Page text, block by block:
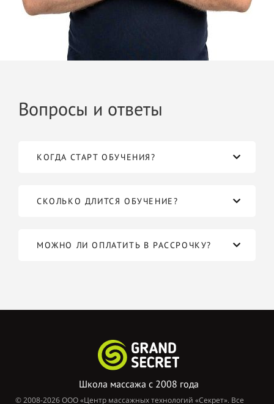
Вопросы и ответы
КОГДА СТАРТ ОБУЧЕНИЯ?
СКОЛЬКО ДЛИТСЯ ОБУЧЕНИЕ?
МОЖНО ЛИ ОПЛАТИТЬ В РАССРОЧКУ?
Школа массажа с 2008 года
© 2008-2026 ООО «Центр массажных технологий «Секрет». Все